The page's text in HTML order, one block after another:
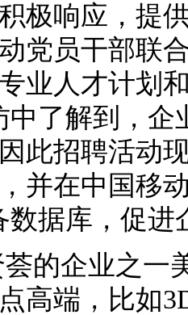
极响应，提
党员干部联
业人才计划
中了解到，
此招聘活动
并在中国移
数据库，促进
的企业之一
高端，比如